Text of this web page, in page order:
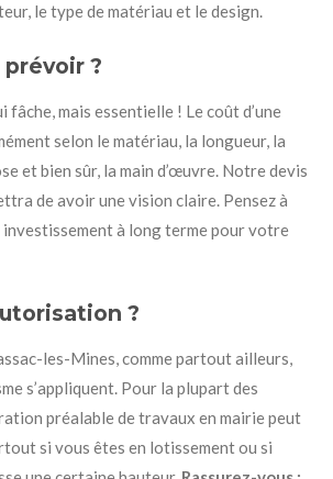
le type de matériau et le design.
?
fâche, mais essentielle ! Le coût d’une
selon le matériau, la longueur, la
et bien sûr, la main d’œuvre. Notre devis
de avoir une vision claire. Pensez à
investissement à long terme pour votre
?
les-Mines, comme partout ailleurs,
s’appliquent. Pour la plupart des
préalable de travaux en mairie peut
si vous êtes en lotissement ou si